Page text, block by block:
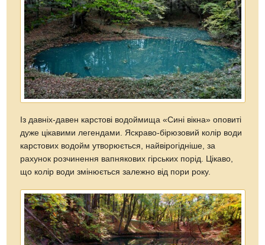
Із давніх-давен карстові водоймища «Сині вікна» оповиті
дуже цікавими легендами. Яскраво-бірюзовий колір води
карстових водойм утворюється, найвірогідніше, за
рахунок розчинення вапнякових гірських порід. Цікаво,
що колір води змінюється залежно від пори року.